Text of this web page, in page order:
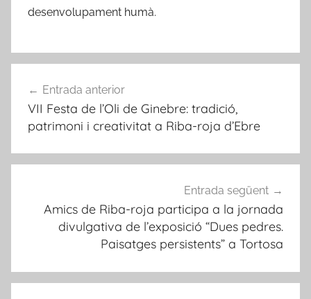
desenvolupament humà.
d'entrades
Entrada anterior
VII Festa de l’Oli de Ginebre: tradició,
patrimoni i creativitat a Riba-roja d’Ebre
Entrada següent
Amics de Riba-roja participa a la jornada
divulgativa de l’exposició “Dues pedres.
Paisatges persistents” a Tortosa